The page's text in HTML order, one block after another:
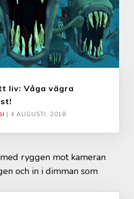
liv: Våga vägra
| 4 AUGUSTI, 2018